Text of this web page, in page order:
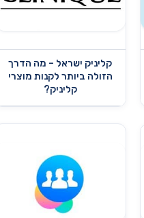
קליניק ישראל – מה הדרך
הזולה ביותר לקנות מוצרי
קליניק?